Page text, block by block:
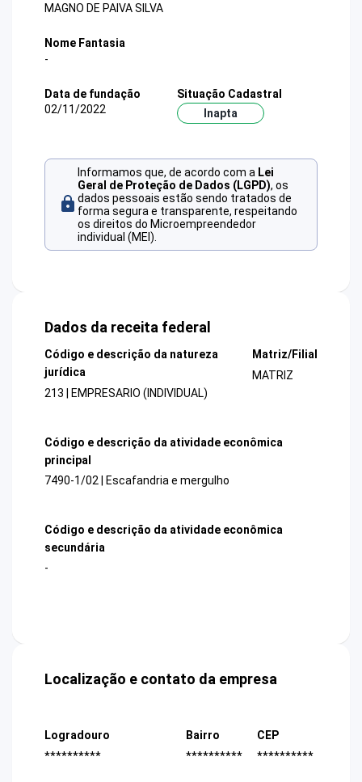
MAGNO DE PAIVA SILVA
Nome Fantasia
-
Data de fundação
02/11/2022
Situação Cadastral
Inapta
Informamos que, de acordo com a Lei
Geral de Proteção de Dados (LGPD), os
dados pessoais estão sendo tratados de
forma segura e transparente, respeitando
os direitos do Microempreendedor
individual (MEI).
Dados da receita federal
Código e descrição da natureza
jurídica
213 | EMPRESARIO (INDIVIDUAL)
Matriz/Filial
MATRIZ
Código e descrição da atividade econômica
principal
7490-1/02 | Escafandria e mergulho
Código e descrição da atividade econômica
secundária
-
Localização e contato da empresa
Logradouro
**********
Bairro
**********
CEP
**********